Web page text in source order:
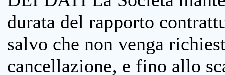
durata del rapporto
salvo che non venga
cancellazione, e fino allo